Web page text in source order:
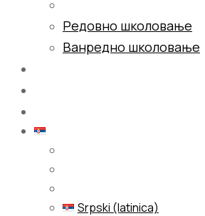
Редовно школовање
Ванредно школовање
Srpski (latinica)